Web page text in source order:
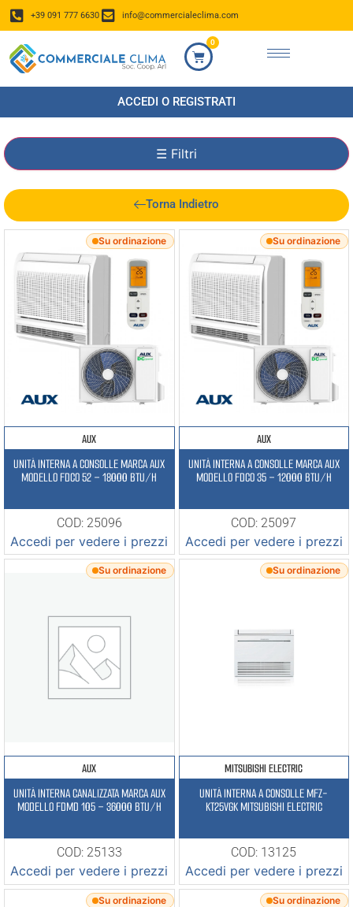
+39 091 777 6630 info@commercialeclima.com
0
ACCEDI O REGISTRATI
Torna Indietro
☰ Filtri
Su ordinazione
AUX
UNITÀ INTERNA A CONSOLLE MARCA AUX
MODELLO FDCO 52 – 18000 BTU/H
COD: 25096
Accedi per vedere i prezzi
Su ordinazione
AUX
UNITÀ INTERNA A CONSOLLE MARCA AUX
MODELLO FDCO 35 – 12000 BTU/H
COD: 25097
Accedi per vedere i prezzi
Su ordinazione
AUX
UNITÀ INTERNA CANALIZZATA MARCA AUX
MODELLO FDMD 105 – 36000 BTU/H
COD: 25133
Accedi per vedere i prezzi
Su ordinazione
MITSUBISHI ELECTRIC
UNITÀ INTERNA A CONSOLLE MFZ-
KT25VGK MITSUBISHI ELECTRIC
COD: 13125
Accedi per vedere i prezzi
Su ordinazione Su ordinazione